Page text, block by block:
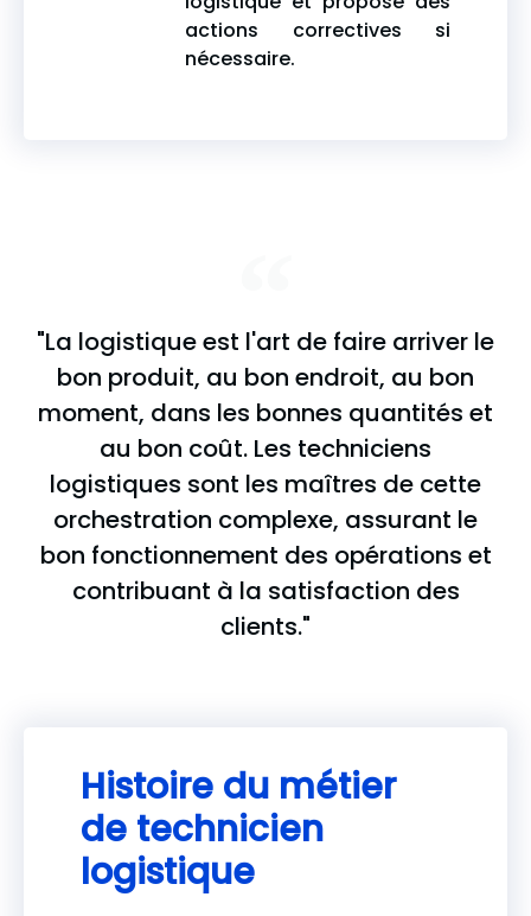
actions correctives si
nécessaire.
"La logistique est l'art de faire arriver le
bon produit, au bon endroit, au bon
moment, dans les bonnes quantités et
au bon coût. Les techniciens
logistiques sont les maîtres de cette
orchestration complexe, assurant le
bon fonctionnement des opérations et
contribuant à la satisfaction des
clients."
Histoire du métier
de technicien
logistique